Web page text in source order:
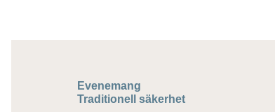
Evenemang
Traditionell säkerhet